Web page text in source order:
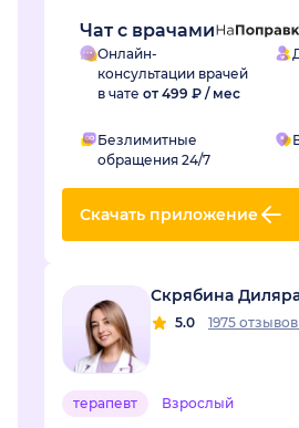
Чат с врачами
Онлайн-
консультации врачей
в чате от 499 ₽ / мес
Безлимитные
обращения 24/7
Скачать приложение
Скрябина
5.0 1975 отзывов
терапевт Взрослый